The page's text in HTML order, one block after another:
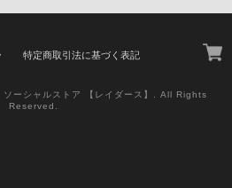
特定商取引法に基づく表記
ーシャルストア 【レイダース】. All Rights
Reserved.